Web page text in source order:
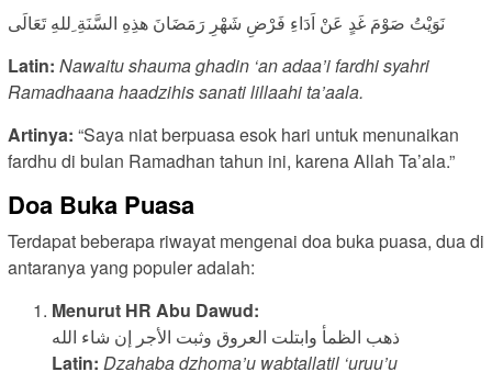
نَوَيْتُ صَوْمَ غَدٍ عَنْ اَدَاءِ فَرْضِ شَهْرِ رَمَضَانَ هذِهِ السَّنَةِ ِللهِ تَعَالَى
Latin: Nawaitu shauma ghadin ‘an adaa’i fardhi syahri
Ramadhaana haadzihis sanati lillaahi ta’aala.
Artinya: “Saya niat berpuasa esok hari untuk menunaikan
fardhu di bulan Ramadhan tahun ini, karena Allah Ta’ala.”
Doa Buka Puasa
Terdapat beberapa riwayat mengenai doa buka puasa, dua di
antaranya yang populer adalah:
Menurut HR Abu Dawud:
ذهب الظمأ وابتلت العروق وثبت الأجر إن شاء الله
Latin: Dzahaba dzhoma’u wabtallatil ‘uruu’u